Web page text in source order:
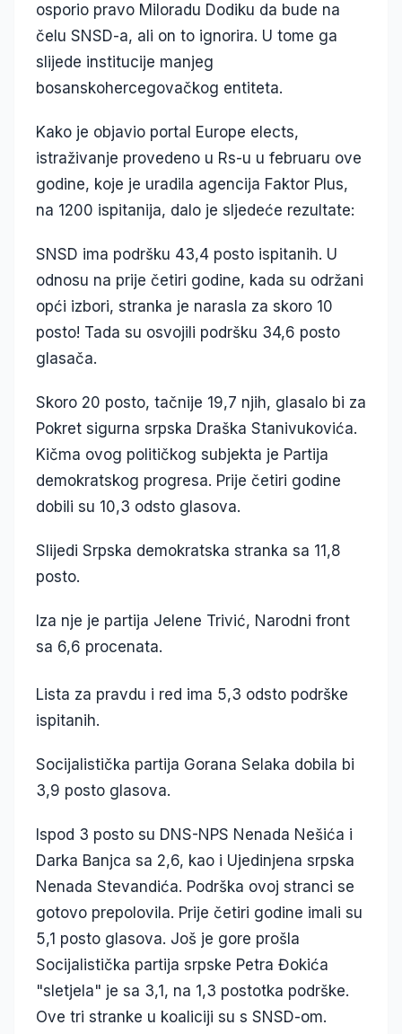
osporio pravo Miloradu Dodiku da bude na
čelu SNSD-a, ali on to ignorira. U tome ga
slijede institucije manjeg
bosanskohercegovačkog entiteta.
Kako je objavio portal Europe elects,
istraživanje provedeno u Rs-u u februaru ove
godine, koje je uradila agencija Faktor Plus,
na 1200 ispitanija, dalo je sljedeće rezultate:
SNSD ima podršku 43,4 posto ispitanih. U
odnosu na prije četiri godine, kada su održani
opći izbori, stranka je narasla za skoro 10
posto! Tada su osvojili podršku 34,6 posto
glasača.
Skoro 20 posto, tačnije 19,7 njih, glasalo bi za
Pokret sigurna srpska Draška Stanivukovića.
Kičma ovog političkog subjekta je Partija
demokratskog progresa. Prije četiri godine
dobili su 10,3 odsto glasova.
Slijedi Srpska demokratska stranka sa 11,8
posto.
Iza nje je partija Jelene Trivić, Narodni front
sa 6,6 procenata.
Lista za pravdu i red ima 5,3 odsto podrške
ispitanih.
Socijalistička partija Gorana Selaka dobila bi
3,9 posto glasova.
Ispod 3 posto su DNS-NPS Nenada Nešića i
Darka Banjca sa 2,6, kao i Ujedinjena srpska
Nenada Stevandića. Podrška ovoj stranci se
gotovo prepolovila. Prije četiri godine imali su
5,1 posto glasova. Još je gore prošla
Socijalistička partija srpske Petra Đokića
"sletjela" je sa 3,1, na 1,3 postotka podrške.
Ove tri stranke u koaliciji su s SNSD-om.